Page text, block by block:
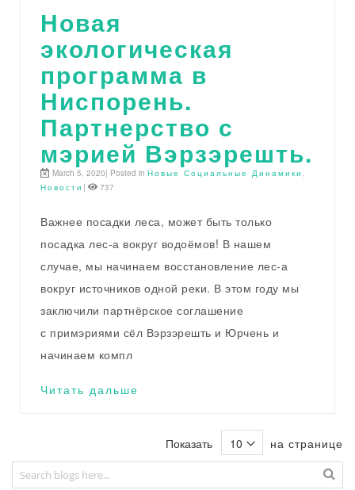
Новая
экологическая
программа в
Ниспорень.
Партнерство с
мэрией Вэрзэрешть.
March 5, 2020| Posted in Новые Социальные Динамики ,
Новости | 737
Важнее посадки леса, может быть только
посадка лес-а вокруг водоёмов! В нашем
случае, мы начинаем восстановление лес-а
вокруг источников одной реки. В этом году мы
заключили партнёрское соглашение
с примэриями сёл Вэрзэрешть и Юрчень и
начинаем компл
Читать дальше
Показать на странице